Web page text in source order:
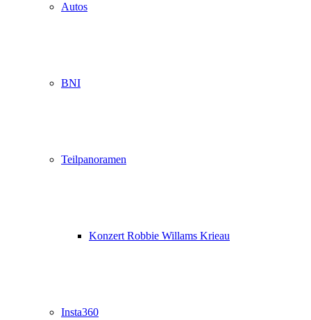
Autos
BNI
Teilpanoramen
Konzert Robbie Willams Krieau
Insta360